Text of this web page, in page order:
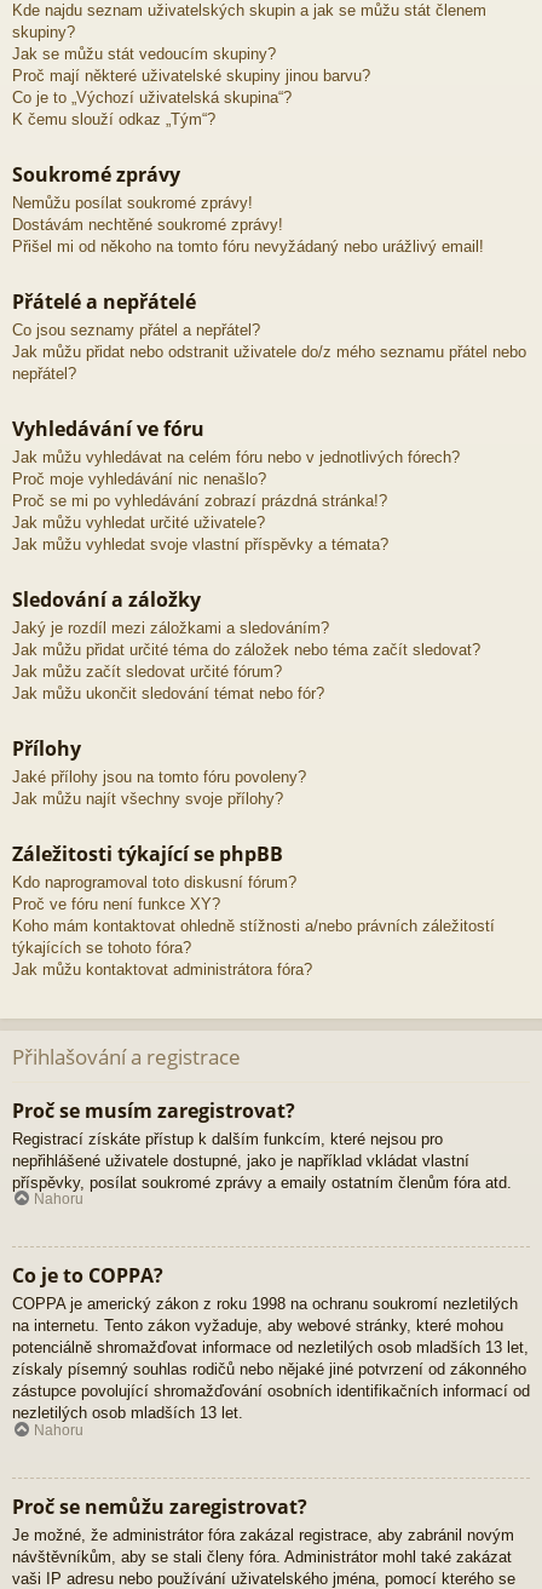
Kde najdu seznam uživatelských skupin a jak se můžu stát členem
skupiny?
Jak se můžu stát vedoucím skupiny?
Proč mají některé uživatelské skupiny jinou barvu?
Co je to „Výchozí uživatelská skupina“?
K čemu slouží odkaz „Tým“?
Soukromé zprávy
Nemůžu posílat soukromé zprávy!
Dostávám nechtěné soukromé zprávy!
Přišel mi od někoho na tomto fóru nevyžádaný nebo urážlivý email!
Přátelé a nepřátelé
Co jsou seznamy přátel a nepřátel?
Jak můžu přidat nebo odstranit uživatele do/z mého seznamu přátel nebo
nepřátel?
Vyhledávání ve fóru
Jak můžu vyhledávat na celém fóru nebo v jednotlivých fórech?
Proč moje vyhledávání nic nenašlo?
Proč se mi po vyhledávání zobrazí prázdná stránka!?
Jak můžu vyhledat určité uživatele?
Jak můžu vyhledat svoje vlastní příspěvky a témata?
Sledování a záložky
Jaký je rozdíl mezi záložkami a sledováním?
Jak můžu přidat určité téma do záložek nebo téma začít sledovat?
Jak můžu začít sledovat určité fórum?
Jak můžu ukončit sledování témat nebo fór?
Přílohy
Jaké přílohy jsou na tomto fóru povoleny?
Jak můžu najít všechny svoje přílohy?
Záležitosti týkající se phpBB
Kdo naprogramoval toto diskusní fórum?
Proč ve fóru není funkce XY?
Koho mám kontaktovat ohledně stížnosti a/nebo právních záležitostí
týkajících se tohoto fóra?
Jak můžu kontaktovat administrátora fóra?
Přihlašování a registrace
Proč se musím zaregistrovat?
Registrací získáte přístup k dalším funkcím, které nejsou pro
nepřihlášené uživatele dostupné, jako je například vkládat vlastní
příspěvky, posílat soukromé zprávy a emaily ostatním členům fóra atd.
Nahoru
Co je to COPPA?
COPPA je americký zákon z roku 1998 na ochranu soukromí nezletilých
na internetu. Tento zákon vyžaduje, aby webové stránky, které mohou
potenciálně shromažďovat informace od nezletilých osob mladších 13 let,
získaly písemný souhlas rodičů nebo nějaké jiné potvrzení od zákonného
zástupce povolující shromažďování osobních identifikačních informací od
nezletilých osob mladších 13 let.
Nahoru
Proč se nemůžu zaregistrovat?
Je možné, že administrátor fóra zakázal registrace, aby zabránil novým
návštěvníkům, aby se stali členy fóra. Administrátor mohl také zakázat
vaši IP adresu nebo používání uživatelského jména, pomocí kterého se